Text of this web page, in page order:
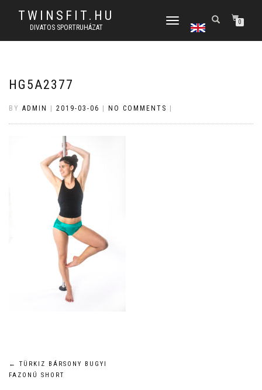
TWINSFIT.HU
DIVATOS SPORTRUHÁZAT
TOGGLE
NAVIGATION
0
HG5A2377
BY ADMIN 2019-03-06 NO COMMENTS
Bejegyzés
←
TÜRKIZ BÁRSONY BUGYI
FAZONÚ SHORT